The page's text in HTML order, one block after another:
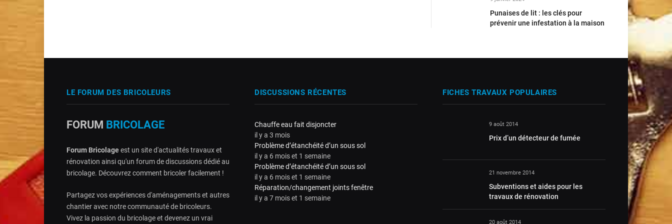
Punaises de lit : les clés pour
prévenir une infestation à la maison
LE FORUM DES BRICOLEURS
FORUM BRICOLAGE
Forum Bricolageest un site d'actualités travaux et
rénovation ainsi qu'un forum de discussions dédié au
bricolage. Découvrez comment bricoler facilement !
Partagez vos expériences d'aménagements et autres
chantier avec notre communauté de bricoleurs.
Vivez la passion du bricolage et devenez un vrai
DISCUSSIONS RÉCENTES
Chauffe eau fait disjoncter
il y a 3 mois
Problème d’étanchéité d’un sous sol
il y a 6 mois et 1 semaine
Problème d’étanchéité d’un sous sol
il y a 6 mois et 1 semaine
Réparation/changement joints fenêtre
il y a 7 mois et 1 semaine
FICHES TRAVAUX POPULAIRES
9 août 2014
Prix d’un détecteur de fumée
21 novembre 2014
Subventions et aides pour les
travaux de rénovation
20 août 2014